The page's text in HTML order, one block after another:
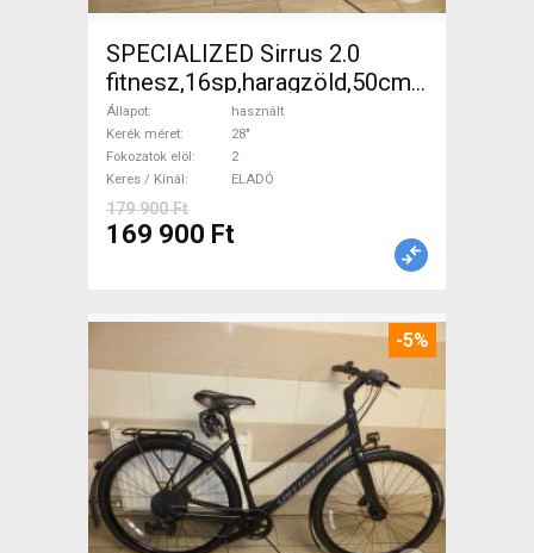
SPECIALIZED Sirrus 2.0
fitnesz,16sp,haragzöld,50cm,újszerű
Trekking/cross tárcsafék
használt ELADÓ
Állapot
használt
Kerék méret
28"
Fokozatok elöl
2
Keres / Kínál
ELADÓ
179 900 Ft
169 900 Ft
-5%